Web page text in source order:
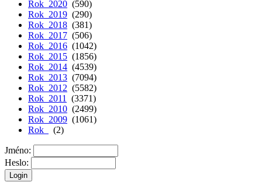
Rok 2020 (590)
Rok 2019 (290)
Rok 2018 (381)
Rok 2017 (506)
Rok 2016 (1042)
Rok 2015 (1856)
Rok 2014 (4539)
Rok 2013 (7094)
Rok 2012 (5582)
Rok 2011
(3371)
Rok 2010 (2499)
Rok 2009 (1061)
Rok
(2)
Jméno:
Heslo: